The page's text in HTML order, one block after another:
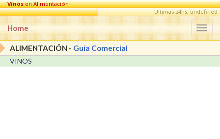
Vinosen Alimentación
Ultimas 24hs: undefined
Home
ALIMENTACIÓN - Guía Comercial
VINOS